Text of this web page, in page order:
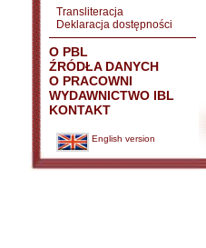
Transliteracja
Deklaracja dostępności
O PBL
ŹRÓDŁA DANYCH
O PRACOWNI
WYDAWNICTWO IBL
KONTAKT
English version